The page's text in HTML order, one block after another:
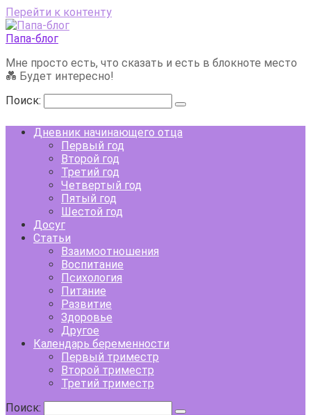
Перейти к контенту
Папа-блог
Мне просто есть, что сказать и есть в блокноте место
💑 Будет интересно!
Поиск:
Дневник начинающего отца
Первый год
Второй год
Третий год
Четвертый год
Пятый год
Шестой год
Досуг
Статьи
Взаимоотношения
Воспитание
Психология
Питание
Развитие
Здоровье
Другое
Календарь беременности
Первый триместр
Второй триместр
Третий триместр
Поиск: